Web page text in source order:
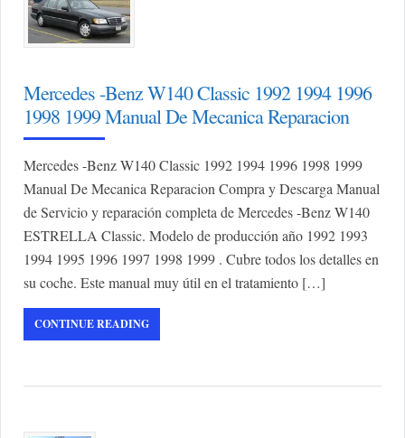
Mercedes -Benz W140 Classic 1992 1994 1996
1998 1999 Manual De Mecanica Reparacion
Mercedes -Benz W140 Classic 1992 1994 1996 1998 1999
Manual De Mecanica Reparacion Compra y Descarga Manual
de Servicio y reparación completa de Mercedes -Benz W140
ESTRELLA Classic. Modelo de producción año 1992 1993
1994 1995 1996 1997 1998 1999 . Cubre todos los detalles en
su coche. Este manual muy útil en el tratamiento […]
CONTINUE READING